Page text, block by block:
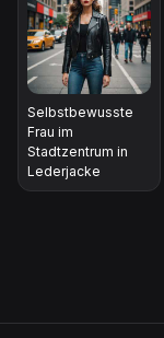
Selbstbewusste
Frau im
Stadtzentrum in
Lederjacke